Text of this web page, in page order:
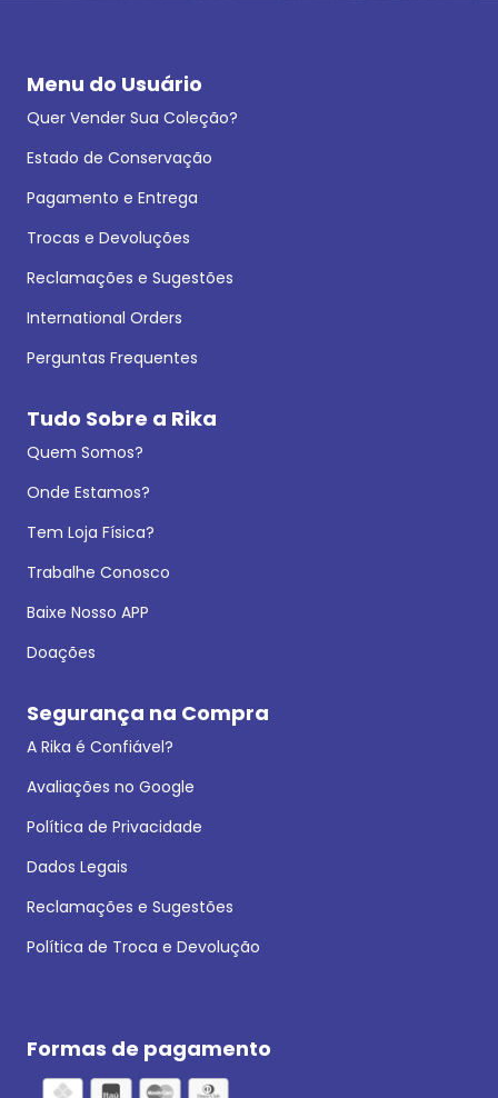
Menu do Usuário
Quer Vender Sua Coleção?
Estado de Conservação
Pagamento e Entrega
Trocas e Devoluções
Reclamações e Sugestões
International Orders
Perguntas Frequentes
Tudo Sobre a Rika
Quem Somos?
Onde Estamos?
Tem Loja Física?
Trabalhe Conosco
Baixe Nosso APP
Doações
Segurança na Compra
A Rika é Confiável?
Avaliações no Google
Política de Privacidade
Dados Legais
Reclamações e Sugestões
Política de Troca e Devolução
Formas de pagamento